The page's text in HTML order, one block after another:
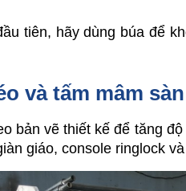
tiên, hãy dùng búa để
và tấm mâm
bản vẽ thiết kế để tăng
giáo, console ringlock